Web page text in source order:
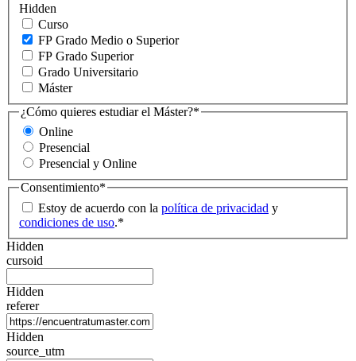
Hidden
Curso
FP Grado Medio o Superior
FP Grado Superior
Grado Universitario
Máster
¿Cómo quieres estudiar el Máster?*
Online
Presencial
Presencial y Online
Consentimiento*
Estoy de acuerdo con la política de privacidad y
condiciones de uso.*
Hidden
cursoid
Hidden
referer
Hidden
source_utm